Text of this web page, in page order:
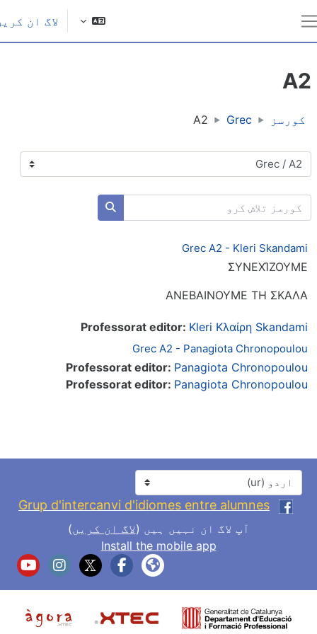
لاگ ان کریں
کورسز Grec
A2
کی اقسام
تلاش کرو
کورسز تلاش کرو
Grec A2 - Kleri
ΑΝΕΒΑΙΝΟΥΜΕ ΤΗ
Professorat editor:Kleri Κλαίρη
Grec A2 - Panagiota
Professorat editor:Panagiota
Professorat editor:Panagiota
زبان
Grup d'intercanvi d'idiomes entre alumnes
آپ لاگ ان نہیں ہیں ( لاگ ان کریں)
Install the mobile app